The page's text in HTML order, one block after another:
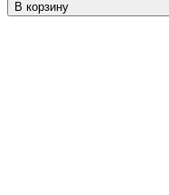
В корзину